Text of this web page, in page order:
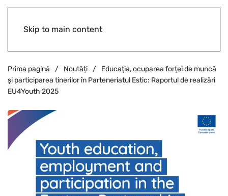
Skip to main content
Prima pagină Noutăți
Educația, ocuparea forței de muncă
și participarea tinerilor în Parteneriatul Estic: Raportul de realizări
EU4Youth 2025